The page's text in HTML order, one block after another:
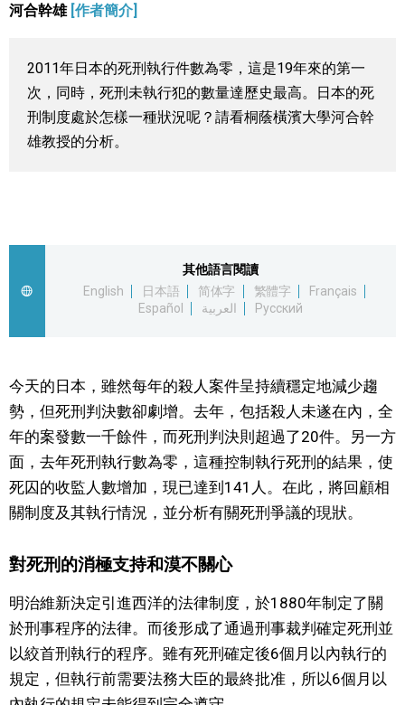
日本指南
視覺日本
臺灣香港
財經
文化
運動
娛樂
河合幹雄 [作者簡介]
2011年日本的死刑執行件數為零，這是19年來的第一
次，同時，死刑未執行犯的數量達歷史最高。日本的死
刑制度處於怎樣一種狀況呢？請看桐蔭橫濱大學河合幹
雄教授的分析。
其他語言閱讀
English
日本語 简体字 繁體字
Français
Español
العربية Русский
今天的日本，雖然每年的殺人案件呈持續穩定地減少趨
勢，但死刑判決數卻劇增。去年，包括殺人未遂在內，全
年的案發數一千餘件，而死刑判決則超過了20件。另一方
面，去年死刑執行數為零，這種控制執行死刑的結果，使
死囚的收監人數增加，現已達到141人。在此，將回顧相
關制度及其執行情況，並分析有關死刑爭議的現狀。
對死刑的消極支持和漠不關心
明治維新決定引進西洋的法律制度，於1880年制定了關
於刑事程序的法律。而後形成了通過刑事裁判確定死刑並
以絞首刑執行的程序。雖有死刑確定後6個月以內執行的
規定，但執行前需要法務大臣的最終批准，所以6個月以